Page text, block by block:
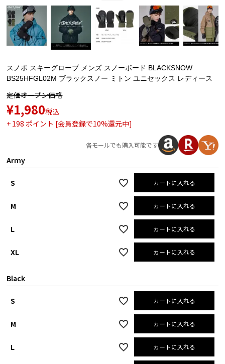
スノボ スキーグローブ メンズ スノーボード BLACKSNOW
BS25HFGL02M ブラックスノー ミトン ユニセックス レディース
定価オープン価格
¥1,980税込
+ 198 ポイント [会員登録で10%還元中]
各モールでも購入可能です
Army
S カートに入れる
M カートに入れる
L カートに入れる
XL カートに入れる
Black
S カートに入れる
M カートに入れる
L カートに入れる